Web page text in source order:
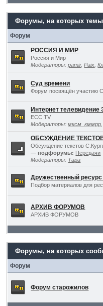
Форумы, на которых темы
Форум
РОССИЯ И МИР
Россия и Мир
Модераторы:pamir,Paix ,
Суд времени
Форум посвящён участию
Интернет телевидение
ECC TV
Модераторы:мксм_кммрр
ОБСУЖДЕНИЕ
Обсуждение текстов
— подфорумы: Передачи
Модераторы: Тара
Дружественный
Подбор материалов для
АРХИВ ФОРУМОВ
АРХИВ ФОРУМОВ
Форумы, на которых
Форум
Форум старожилов